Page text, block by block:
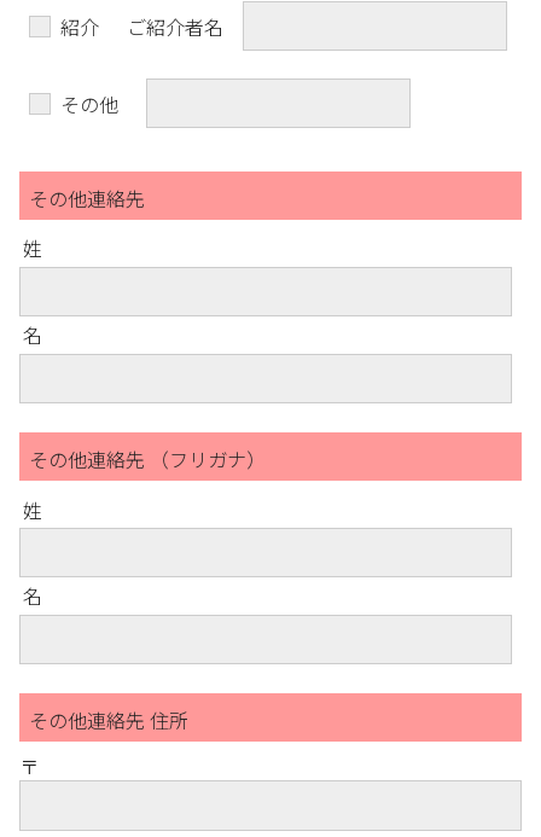
紹介 ご紹介者名
その他
その他連絡先
姓
名
その他連絡先 （フリガナ）
姓
名
その他連絡先 住所
〒